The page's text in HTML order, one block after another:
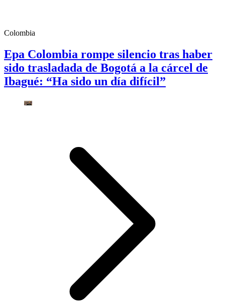
Colombia
Epa Colombia rompe silencio tras haber
sido trasladada de Bogotá a la cárcel de
Ibagué: “Ha sido un día difícil”